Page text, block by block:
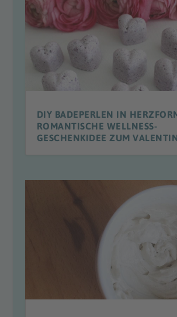
DIY BADEPERLEN IN
ROMANTISCHE WELLNESS-
GESCHENKIDEE ZUM